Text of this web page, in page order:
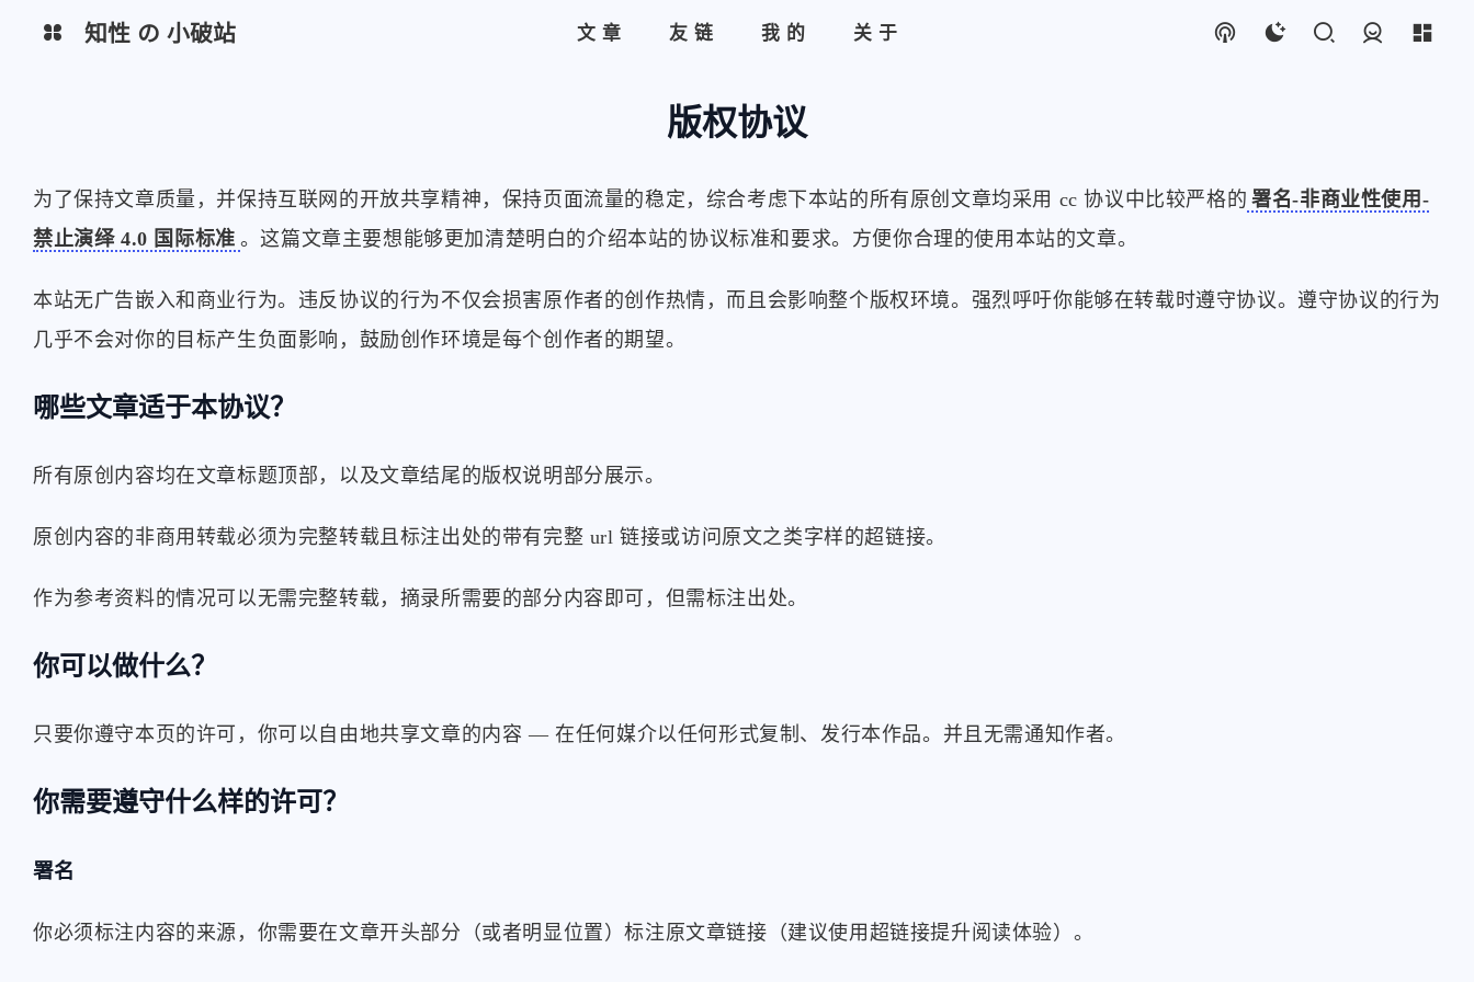
最近评论 寻找感兴趣的领域
Sink HQ-ICON
Uptime
知性 の 小破站 文章 友链 我的 关于
版权协议
为了保持文章质量，并保持互联网的开放共享精神，保持页面流量的稳定，综合考虑下本站的所有原创文章均采用 cc 协议中比较严格的 署名-非商业性使用-
禁止演绎 4.0 国际标准 。这篇文章主要想能够更加清楚明白的介绍本站的协议标准和要求。方便你合理的使用本站的文章。
本站无广告嵌入和商业行为。违反协议的行为不仅会损害原作者的创作热情，而且会影响整个版权环境。强烈呼吁你能够在转载时遵守协议。遵守协议的行为
几乎不会对你的目标产生负面影响，鼓励创作环境是每个创作者的期望。
哪些文章适于本协议？
所有原创内容均在文章标题顶部，以及文章结尾的版权说明部分展示。
原创内容的非商用转载必须为完整转载且标注出处的带有完整 url 链接或访问原文之类字样的超链接。
作为参考资料的情况可以无需完整转载，摘录所需要的部分内容即可，但需标注出处。
你可以做什么？
只要你遵守本页的许可，你可以自由地共享文章的内容 — 在任何媒介以任何形式复制、发行本作品。并且无需通知作者。
你需要遵守什么样的许可？
署名
你必须标注内容的来源，你需要在文章开头部分（或者明显位置）标注原文章链接（建议使用超链接提升阅读体验）。